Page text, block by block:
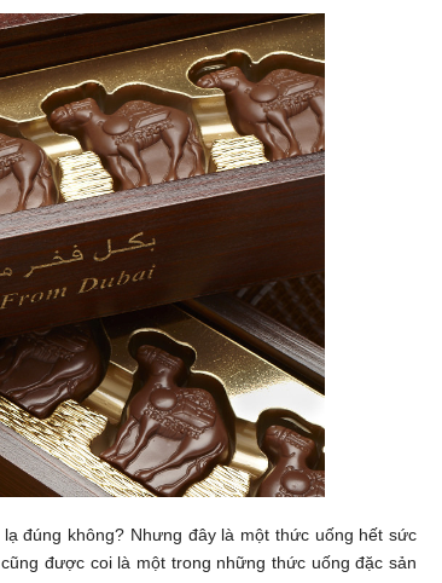
đúng không? Nhưng đây là một thức uống hết sức
được coi là một trong những thức uống đặc sản